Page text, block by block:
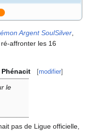
Argent SoulSilver,
affronter les 16
Phénacit [modifier]
le
pas de Ligue officielle,